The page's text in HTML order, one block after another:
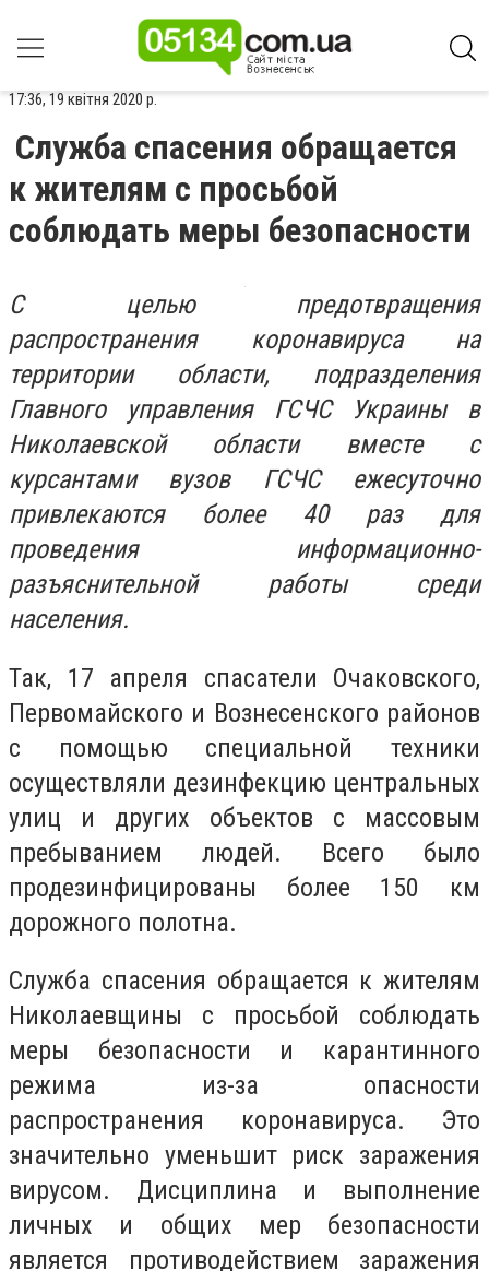
17:36, 19 квітня 2020 р.
Служба спасения обращается
к жителям с просьбой
соблюдать меры безопасности
С целью предотвращения
распространения коронавируса на
территории области, подразделения
Главного управления ГСЧС Украины в
Николаевской области вместе с
курсантами вузов ГСЧС ежесуточно
привлекаются более 40 раз для
проведения информационно-
разъяснительной работы среди
населения.
Так, 17 апреля спасатели Очаковского,
Первомайского и Вознесенского районов
с помощью специальной техники
осуществляли дезинфекцию центральных
улиц и других объектов с массовым
пребыванием людей. Всего было
продезинфицированы более 150 км
дорожного полотна.
Служба спасения обращается к жителям
Николаевщины с просьбой соблюдать
меры безопасности и карантинного
режима из-за опасности
распространения коронавируса. Это
значительно уменьшит риск заражения
вирусом. Дисциплина и выполнение
личных и общих мер безопасности
является противодействием заражения